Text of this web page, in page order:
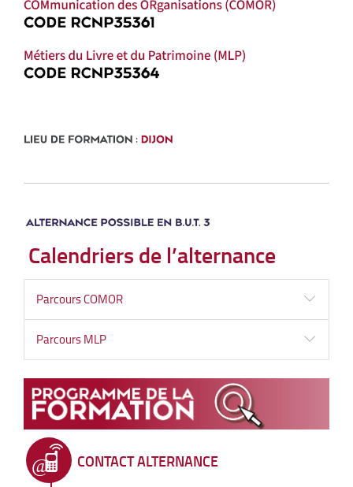
Calendriers de l’alternance
Parcours COMOR
Parcours MLP
CONTACT ALTERNANCE